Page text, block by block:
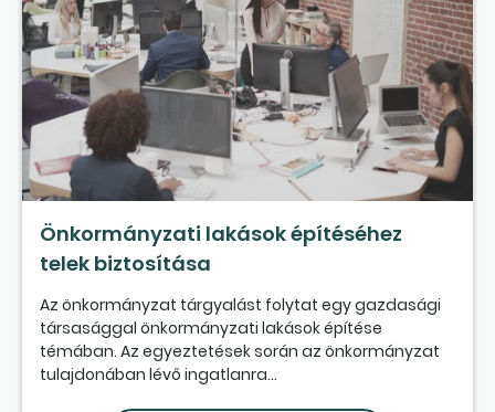
Önkormányzati lakások építéséhez
telek biztosítása
Az önkormányzat tárgyalást folytat egy gazdasági
társasággal önkormányzati lakások építése
témában. Az egyeztetések során az önkormányzat
tulajdonában lévő ingatlanra...